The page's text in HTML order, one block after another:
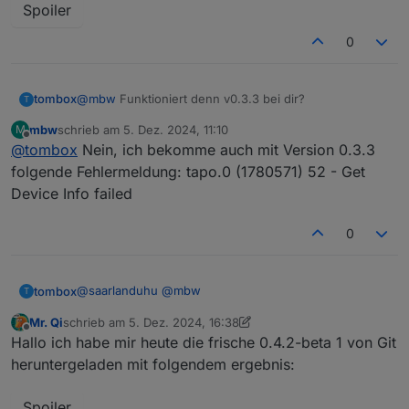
Spoiler
0
T tombox@mbw Funktioniert denn v0.3.3 bei dir?
M
Offline
mbwschrieb am 5. Dez. 2024, 11:10
zuletzt editiert von
@tombox Nein, ich bekomme auch mit Version 0.3.3
folgende Fehlermeldung: tapo.0 (1780571) 52 - Get
Device Info failed
0
T tombox@saarlanduhu @mbw
Bitte die GitHub version testen und debug log
schicken
Offline
Mr. Qischrieb am 5. Dez. 2024, 16:38
zuletzt editiert von Mr. Qi 12. Mai 2024, 17:52
Hallo ich habe mir heute die frische 0.4.2-beta 1 von Git
heruntergeladen mit folgendem ergebnis: